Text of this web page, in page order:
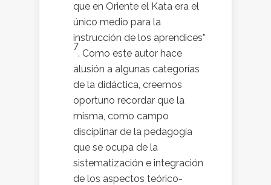
que en Oriente el Kata era el
único medio para la
instrucción de los aprendices”
7
. Como este autor hace
alusión a algunas categorías
de la didáctica, creemos
oportuno recordar que la
misma, como campo
disciplinar de la pedagogía
que se ocupa de la
sistematización e integración
de los aspectos teórico-